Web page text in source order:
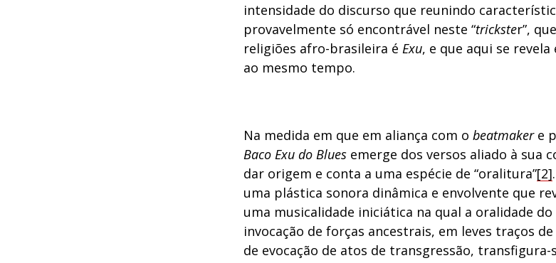
intensidade do discurso que reunindo
provavelmente só encontrável neste “trickster”,
religiões afro-brasileira é Exu, e que aqui se
ao mesmo tempo.
Na medida em que em aliança com o beatmakere
Baco Exu do Blues emerge dos versos aliado à sua
dar origem e conta a uma espécie de “oralitura”[2]
uma plástica sonora dinâmica e envolvente que
uma musicalidade iniciática na qual a oralidade
invocação de forças ancestrais, em leves traços
de evocação de atos de transgressão, transfigura-